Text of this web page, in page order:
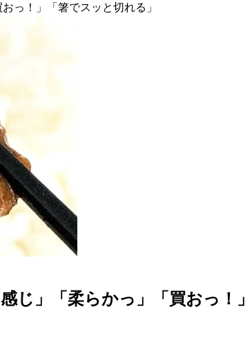
っ！」「箸でスッと切れる」
じ」「柔らかっ」「買おっ！